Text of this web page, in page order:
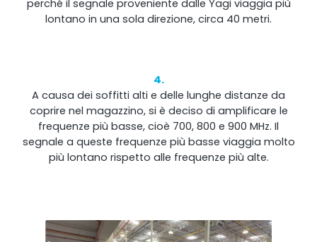
perché il segnale proveniente dalle Yagi viaggia più
lontano in una sola direzione, circa 40 metri.
4.
A causa dei soffitti alti e delle lunghe distanze da
coprire nel magazzino, si è deciso di amplificare le
frequenze più basse, cioè 700, 800 e 900 MHz. Il
segnale a queste frequenze più basse viaggia molto
più lontano rispetto alle frequenze più alte.